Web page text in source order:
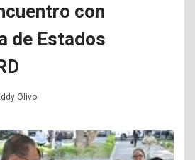
con
de Estados
Olivo